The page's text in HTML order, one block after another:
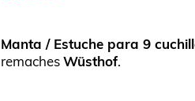
Manta / Estuche para 9
remachesWüsthof.